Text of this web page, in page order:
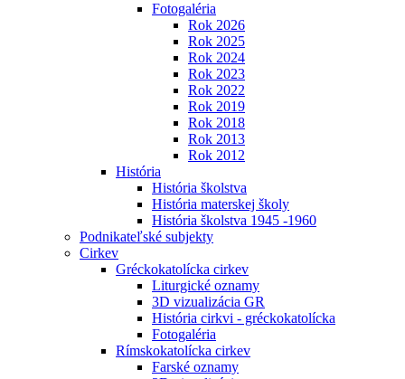
Fotogaléria
Rok 2026
Rok 2025
Rok 2024
Rok 2023
Rok 2022
Rok 2019
Rok 2018
Rok 2013
Rok 2012
História
História školstva
História materskej školy
História školstva 1945 -1960
Podnikateľské subjekty
Cirkev
Gréckokatolícka cirkev
Liturgické oznamy
3D vizualizácia GR
História cirkvi - gréckokatolícka
Fotogaléria
Rímskokatolícka cirkev
Farské oznamy